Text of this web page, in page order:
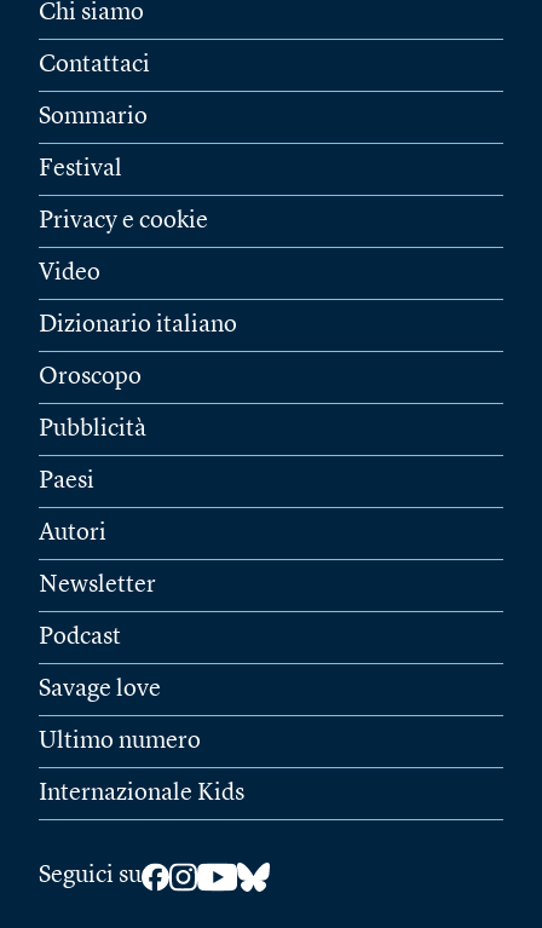
Chi siamo
Contattaci
Sommario
Festival
Privacy e cookie
Video
Dizionario italiano
Oroscopo
Pubblicità
Paesi
Autori
Newsletter
Podcast
Savage love
Ultimo numero
Internazionale Kids
Seguici su